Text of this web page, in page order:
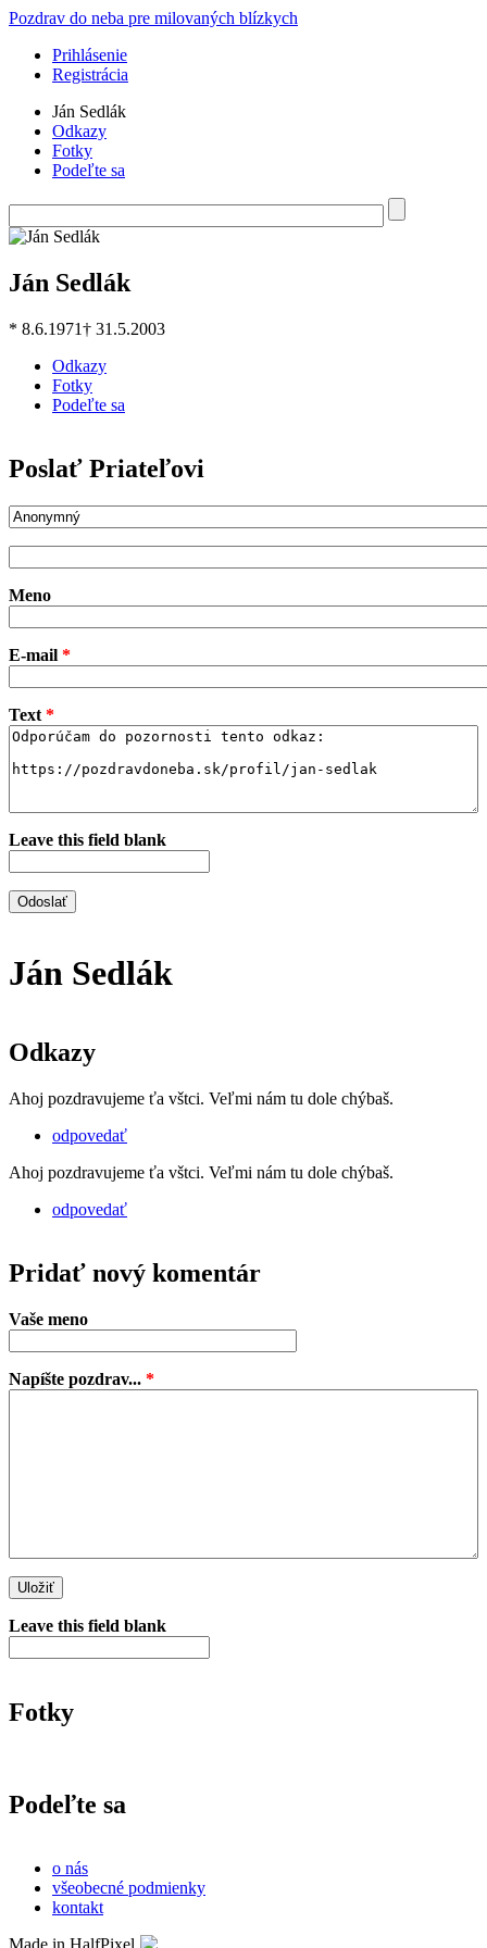
Skočiť na hlavný obsah
Pozdrav do neba pre milovaných blízkych
Prihlásenie
Registrácia
Ján Sedlák
Odkazy
Fotky
Podeľte sa
Vyhľadávanie
Hľadať
Ján Sedlák
* 8.6.1971† 31.5.2003
Odkazy
Fotky
Podeľte sa
Poslať Priateľovi
odosielateľ-meno
Meno
E-mail *
Text *
Leave this field blank
Ján Sedlák
Odkazy
Ahoj pozdravujeme ťa vštci. Veľmi nám tu dole chýbaš.
odpovedať
Ahoj pozdravujeme ťa vštci. Veľmi nám tu dole chýbaš.
odpovedať
Pridať nový komentár
Vaše meno
Napíšte pozdrav... *
Leave this field blank
Fotky
Podeľte sa
o nás
všeobecné podmienky
kontakt
Made in HalfPixel